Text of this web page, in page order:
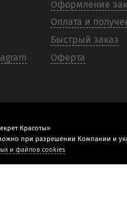
Оформление
Оплата и
Быстрый заказ
Оферта
Красоты»
при разрешении Компании и
и файлов cookies